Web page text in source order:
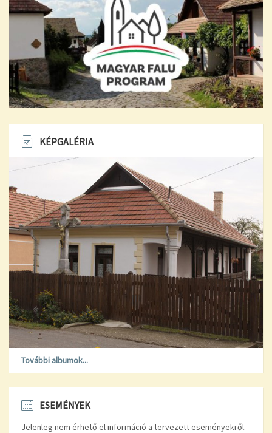
KÉPGALÉRIA
További albumok...
ESEMÉNYEK
Jelenleg nem érhető el információ a tervezett eseményekről.